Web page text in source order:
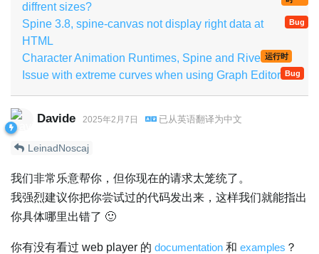
diffrent sizes?
Spine 3.8, spine-canvas not display right data at
HTML
Bug
Character Animation Runtimes, Spine and Rive 运行时
Issue with extreme curves when using Graph Editor Bug
Davide 2025年2月7日 已从英语翻译为中文
LeinadNoscaj
我们非常乐意帮你，但你现在的请求太笼统了。
我强烈建议你把你尝试过的代码发出来，这样我们就能指出
你具体哪里出错了 🙂
你有没有看过 web player 的 documentation 和 examples ？